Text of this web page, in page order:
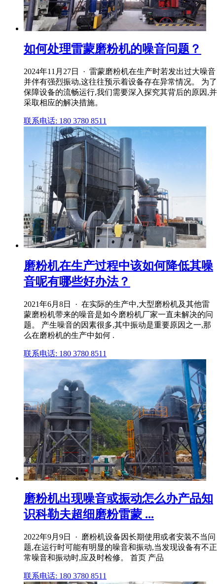
如何处理雷蒙磨粉机的噪音问题？
2024年11月27日 · 雷蒙磨粉机在生产时若发出过大噪音
并伴有强烈振动,这往往预示着设备存在异常情况。 为了
保障设备的流畅运行,我们需要深入探究其背后的原因,并
采取相应的解决措施。
联系电话: 180 3780 8511
磨粉机在生产过程中该如何降低其噪
音呢有哪些好办法？
2021年6月8日 · 在实际的生产中,大型磨粉机及其他雷
蒙磨粉机带来的噪音是如今磨粉机厂家一直未解决的问
题。 产生噪音的因素很多,其中振动是重要原因之一,那
么在磨粉机的生产中如何 .
联系电话: 180 3780 8511
磨粉机出现噪音或振动怎么办产品知
识科勒夫超细磨粉雷蒙 ...
2022年9月9日 · 磨粉机设备因长期使用或者安装不当问
题,在运行时可能有明显的噪音和振动,当发现设备有不正
常噪音和振动时,应及时检修。 首页 产品
联系电话: 180 3780 8511